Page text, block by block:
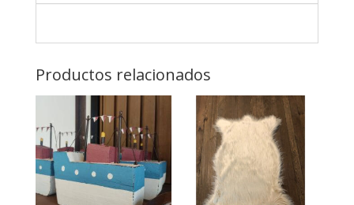
Productos relacionados